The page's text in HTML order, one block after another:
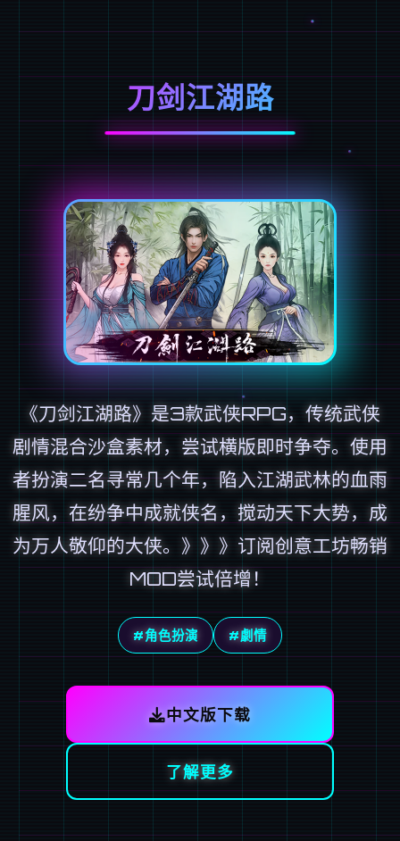
刀剑江湖路
《刀剑江湖路》是3款武侠RPG，传统武侠
剧情混合沙盒素材，尝试横版即时争夺。使用
者扮演二名寻常几个年，陷入江湖武林的血雨
腥风，在纷争中成就侠名，搅动天下大势，成
为万人敬仰的大侠。》》》订阅创意工坊畅销
MOD尝试倍增！
#角色扮演 #劇情
中文版下载
了解更多